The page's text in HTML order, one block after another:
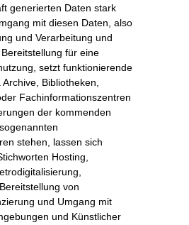
generierten Daten stark
mit diesen Daten, also
und Verarbeitung und
für eine
setzt funktionierende
Bibliotheken,
Fachinformationszentren
der kommenden
stehen, lassen sich
Hosting,
von
und Umgang mit
und Künstlicher